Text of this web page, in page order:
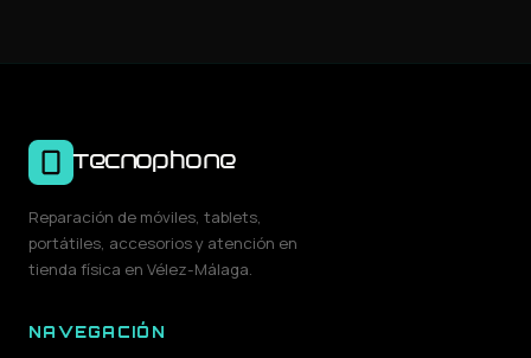
Tecnophone
Reparación de móviles, tablets,
portátiles, accesorios y atención en
tienda física en Vélez-Málaga.
NAVEGACIÓN